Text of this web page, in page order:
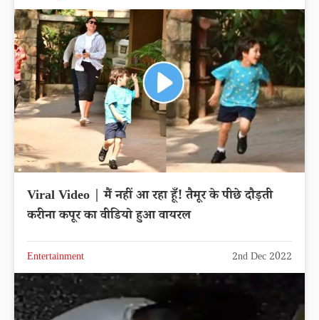
Viral Video | मैं नहीं आ रहा हूँ! तैमूर के पीछे दौड़ती
करीना कपूर का वीडियो हुआ वायरल
Entertainment 2nd Dec 2022